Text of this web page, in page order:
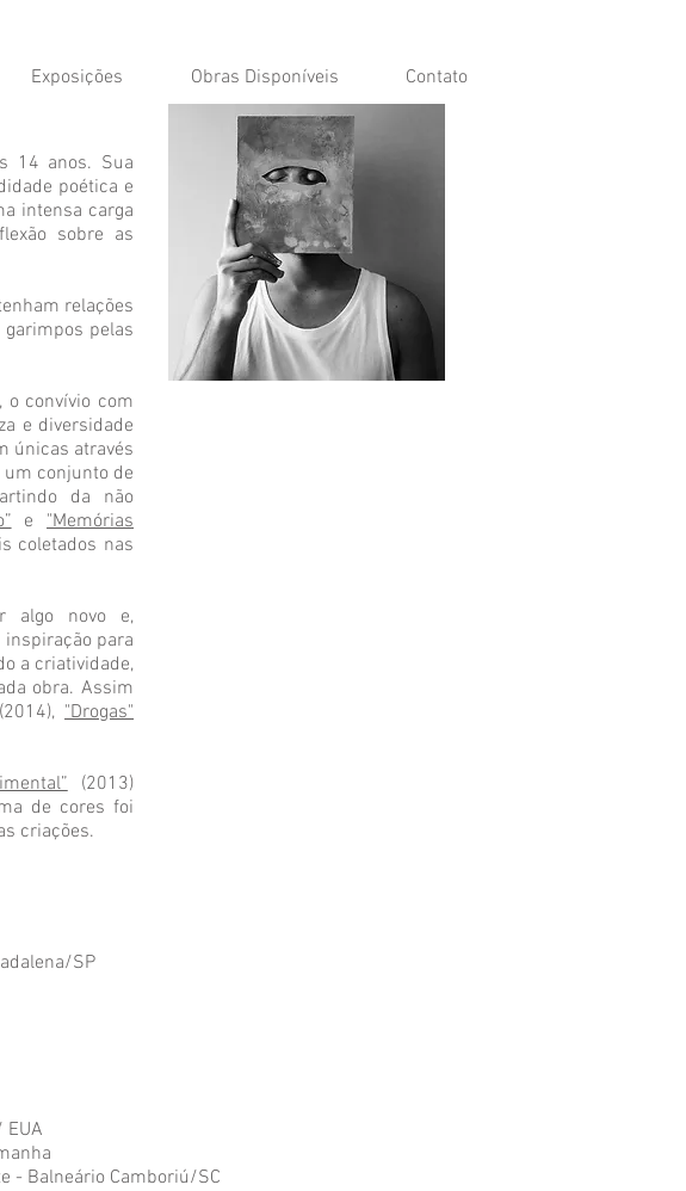
Exposições Obras Disponíveis
Contato
14 anos. Sua
poética e
intensa carga
sobre as
relações
pelas
convívio com
e diversidade
únicas através
um conjunto de
da não
e"Memórias
coletados nas
algo novo e,
para
a criatividade,
obra. Assim
"Drogas"
(2013)
de cores foi
criações.
SP
- Balneário Camboriú/SC